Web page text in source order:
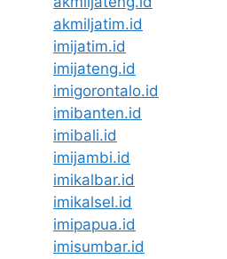
akmiljatim.id
imijatim.id
imijateng.id
imigorontalo.id
imibanten.id
imibali.id
imijambi.id
imikalbar.id
imikalsel.id
imipapua.id
imisumbar.id